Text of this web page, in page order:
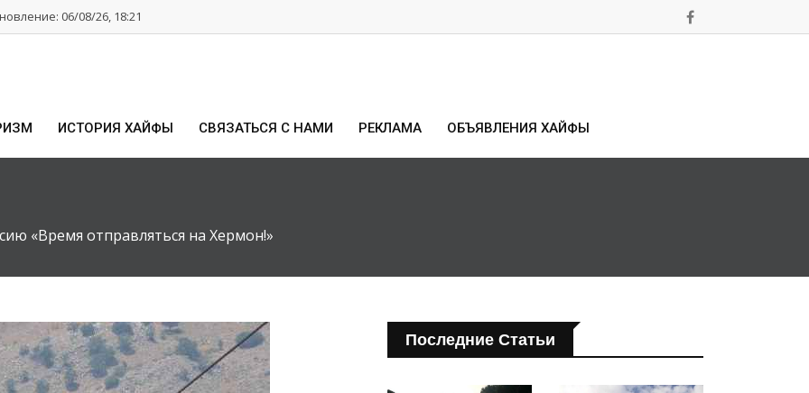
06/08/26, 18:21
ИСТОРИЯ ХАЙФЫ СВЯЗАТЬСЯ С НАМИ РЕКЛАМА ОБЪЯВЛЕНИЯ ХАЙФЫ
«Время отправляться на Хермон!»
Последние Статьи